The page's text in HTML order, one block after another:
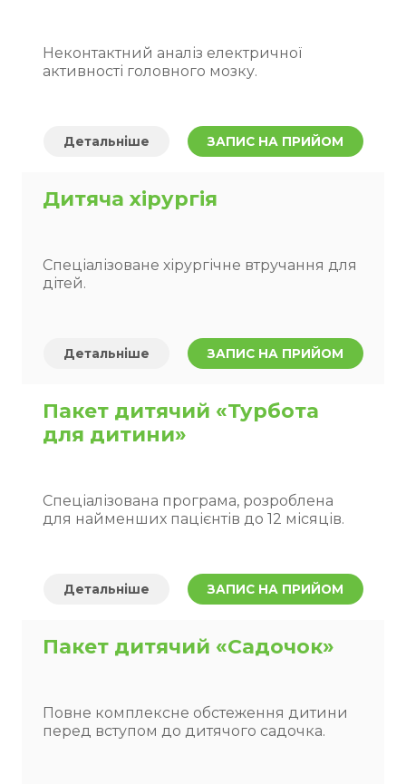
Неконтактний аналіз електричної
активності головного мозку.
Детальніше ЗАПИС НА ПРИЙОМ
Дитяча хірургія
Спеціалізоване хірургічне втручання для
дітей.
Детальніше ЗАПИС НА ПРИЙОМ
Пакет дитячий «Турбота
для дитини»
Спеціалізована програма, розроблена
для найменших пацієнтів до 12 місяців.
Детальніше ЗАПИС НА ПРИЙОМ
Пакет дитячий «Садочок»
Повне комплексне обстеження дитини
перед вступом до дитячого садочка.